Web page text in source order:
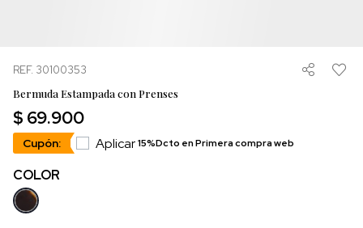
REF. 30100353
Bermuda Estampada con Prenses
$ 69.900
Cupón: Aplicar15%Dcto en Primera compra web
COLOR